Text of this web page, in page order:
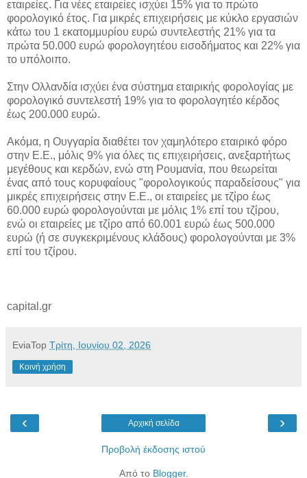
εταιρείες. Για νέες εταιρείες ισχύει 15% για το πρώτο
φορολογικό έτος. Για μικρές επιχειρήσεις με κύκλο εργασιών
κάτω του 1 εκατομμυρίου ευρώ συντελεστής 21% για τα
πρώτα 50.000 ευρώ φορολογητέου εισοδήματος και 22% για
το υπόλοιπο.
Στην Ολλανδία ισχύει ένα σύστημα εταιρικής φορολογίας με
φορολογικό συντελεστή 19% για το φορολογητέο κέρδος
έως 200.000 ευρώ.
Ακόμα, η Ουγγαρία διαθέτει τον χαμηλότερο εταιρικό φόρο
στην Ε.Ε., μόλις 9% για όλες τις επιχειρήσεις, ανεξαρτήτως
μεγέθους και κερδών, ενώ στη Ρουμανία, που θεωρείται
ένας από τους κορυφαίους "φορολογικούς παραδείσους" για
μικρές επιχειρήσεις στην Ε.Ε., οι εταιρείες με τζίρο έως
60.000 ευρώ φορολογούνται με μόλις 1% επί του τζίρου,
ενώ οι εταιρείες με τζίρο από 60.001 ευρώ έως 500.000
ευρώ (ή σε συγκεκριμένους κλάδους) φορολογούνται με 3%
επί του τζίρου.
capital.gr
EviaTop Τρίτη, Ιουνίου 02, 2026
Κοινή χρήση
‹ ›
Αρχική σελίδα
Προβολή έκδοσης ιστού
Από το Blogger.